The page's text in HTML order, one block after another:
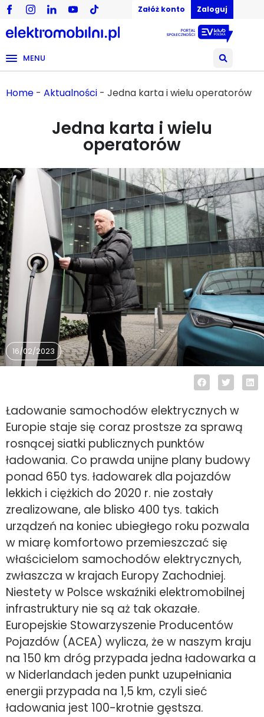
Załóż konto Zaloguj
MENU
Home - Aktualności - Jedna karta i wielu operatorów
Jedna karta i wielu
operatorów
16/02/2023
Ładowanie samochodów elektrycznych w
Europie staje się coraz prostsze za sprawą
rosnącej siatki publicznych punktów
ładowania. Co prawda unijne plany budowy
ponad 650 tys. ładowarek dla pojazdów
lekkich i ciężkich do 2020 r. nie zostały
zrealizowane, ale blisko 400 tys. takich
urządzeń na koniec ubiegłego roku pozwala
w miarę komfortowo przemieszczać się
właścicielom samochodów elektrycznych,
zwłaszcza w krajach Europy Zachodniej.
Niestety w Polsce wskaźniki elektromobilnej
infrastruktury nie są aż tak okazałe.
Europejskie Stowarzyszenie Producentów
Pojazdów (ACEA) wylicza, że w naszym kraju
na 150 km dróg przypada jedna ładowarka a
w Niderlandach jeden punkt uzupełniania
energii przypada na 1,5 km, czyli sieć
ładowania jest 100-krotnie gęstsza.